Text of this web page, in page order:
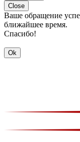
Close
Ваше обращение
ближайшее время.
Спасибо!
Ok